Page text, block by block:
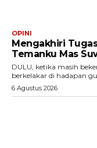
OPINI
Mengakhiri
Temanku Mas
DULU, ketika masih
berkelakar di hadapan
6 Agustus 2026